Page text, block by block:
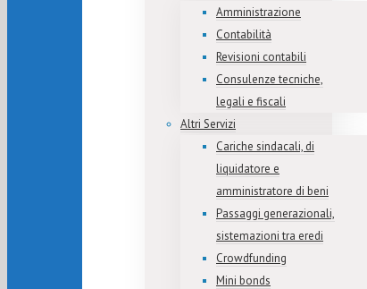
Amministrazione
Contabilità
Revisioni contabili
Consulenze tecniche,
legali e fiscali
Altri Servizi
Cariche sindacali, di
liquidatore e
amministratore di beni
Passaggi generazionali,
sistemazioni tra eredi
Crowdfunding
Mini bonds